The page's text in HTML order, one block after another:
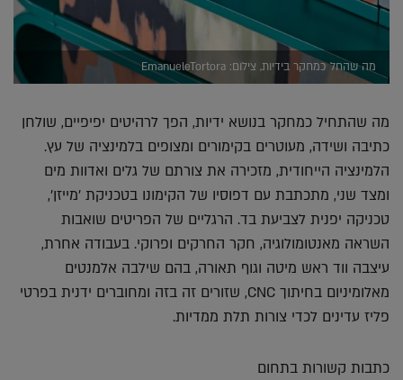
מה שהחל כמחקר בידיות, צילום: EmanueleTortora
מה שהתחיל כמחקר בנושא ידיות, הפך לרהיטים יפיפיים, שולחן
כתיבה ושידה, מעוטרים בקימורים ומצופים בלמינציה של עץ.
הלמינציה הייחודית, מזכירה את צורתם של גלים ואדוות מים
ומצד שני, מתכתבת עם דפוסיו של הקימונו בטכניקת 'מייזן',
טכניקה יפנית לצביעת בד. הרגליים של הפריטים שואבות
השראה מאנטומולוגיה, חקר החרקים ופרוקי. בעבודה אחרת,
עיצבה ווד ראש מיטה וגוף תאורה, בהם שילבה אלמנטים
מאלומיניום בחיתוך CNC, שזורים זה בזה ומחוברים ידנית בפרטי
פליז עדינים לכדי צורות תלת ממדיות.
כתבות קשורות בתחום